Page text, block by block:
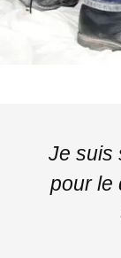
Je suis
pour le